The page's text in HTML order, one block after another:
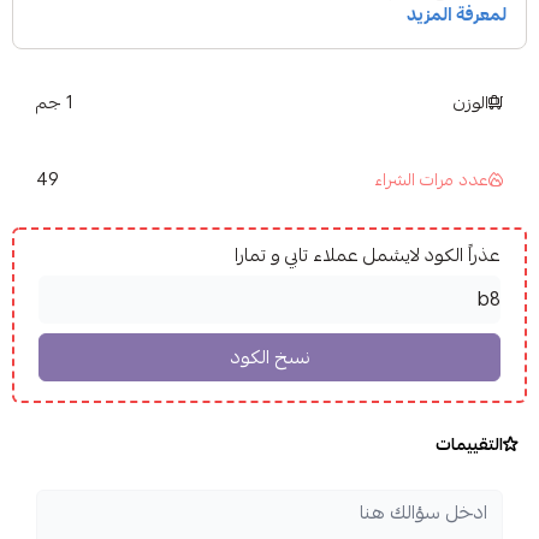
الوزن 1 جم
عدد مرات الشراء 49
عذراً الكود لايشمل عملاء تابي و تمارا
التقييمات